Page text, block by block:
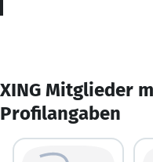
XING Mitglieder
Profilangaben